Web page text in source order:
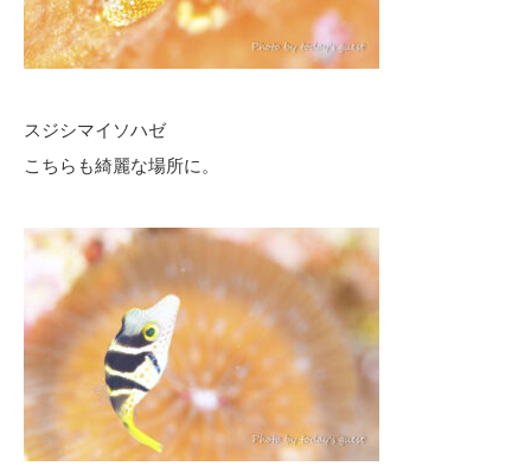
スジシマイソハゼ
こちらも綺麗な場所に。